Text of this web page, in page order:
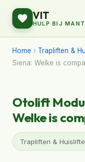
VIT
HULP BIJ
Home › Trapliften &
Siena: Welke is
Otolift
Welke is
Trapliften &